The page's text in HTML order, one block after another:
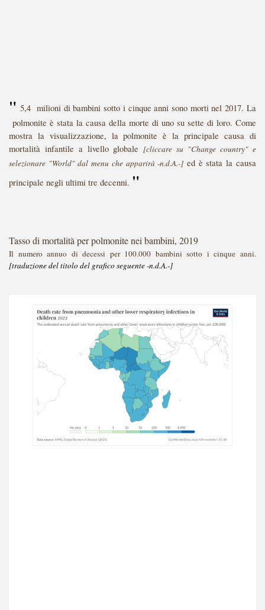
" 5,4 milioni di bambini sotto i cinque anni sono morti nel 2017. La
polmonite è stata la causa della morte di uno su sette di loro. Come
mostra la visualizzazione, la polmonite è la principale causa di
mortalità infantile a livello globale [cliccare su "Change country" e
selezionare "World" dal menu che apparirà -n.d.A.-] ed è stata la causa
principale negli ultimi tre decenni. "
Tasso di mortalità per polmonite nei bambini, 2019
Il numero annuo di decessi per 100.000 bambini sotto i cinque anni.
[traduzione del titolo del grafico seguente -n.d.A.-]